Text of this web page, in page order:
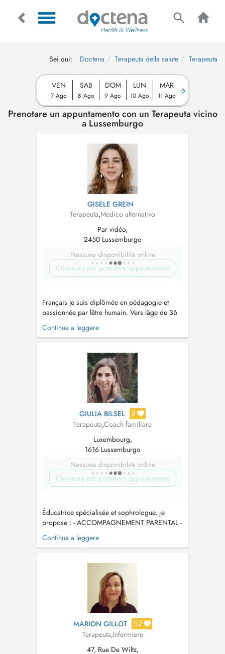
Sei qui: Doctena Terapeuta della salute Terapeuta
VEN
7 Ago
SAB
8 Ago
DOM
9 Ago
LUN
10 Ago
MAR
11 Ago
Prenotare un appuntamento con un Terapeuta vicino
a Lussemburgo
GISELE GREIN
Terapeuta,Medico alternativo
Par vidéo,
2450 Lussemburgo
Nessuna disponibilità online
Chiamare per prendere appuntamento
Français Je suis diplômée en pédagogie et
passionnée par lêtre humain. Vers lâge de 36
ans, jai découvert la thérapie comme un
chemin de connaissance de soi, dexpansion
de vivre. Jai approfondi mes études en thérapie
des constellations familiales ...
Continua a leggere
GIULIA BILSEL 3
Terapeuta,Coach familiare
Luxembourg,
1616 Lussemburgo
Nessuna disponibilità online
Chiamare per prendere appuntamento
Éducatrice spécialisée et sophrologue, je
propose : - ACCOMPAGNEMENT PARENTAL -
-dès la grossesse, préparation à
l'accouchement, à la vie de parents -pour
et retrouver plus de sérénité en famille
(jusqu'aux 10 ans de l'enfant) - SOPHROLOGIE
Continua a leggere
MARION GILLOT 52
Terapeuta,Infermiere
47, Rue De Wiltz,